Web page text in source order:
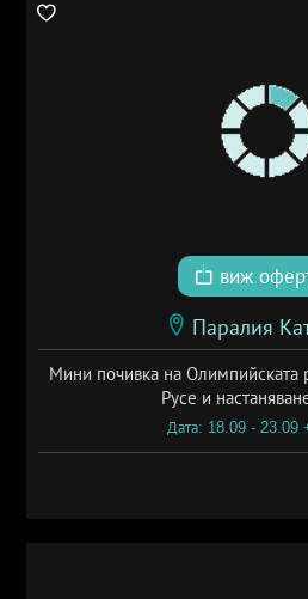
виж
Паралия
Мини почивка на Олимпийската
Русе и
Дата: 18.09 - 23.09